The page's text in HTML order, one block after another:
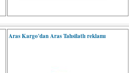
Aras Kargo'dan Aras Tahsilatlı reklamı